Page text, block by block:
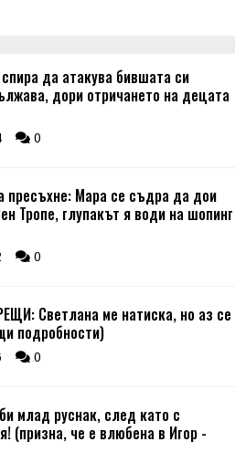
да атакува бившата си
дори отричането на децата
0
Мара се съдра да дои
Тропе, глупакът я води на шопинг
0
Светлана ме натиска, но аз се
подробности)
0
млад руснак, след като с
(призна, че е влюбена в Игор -